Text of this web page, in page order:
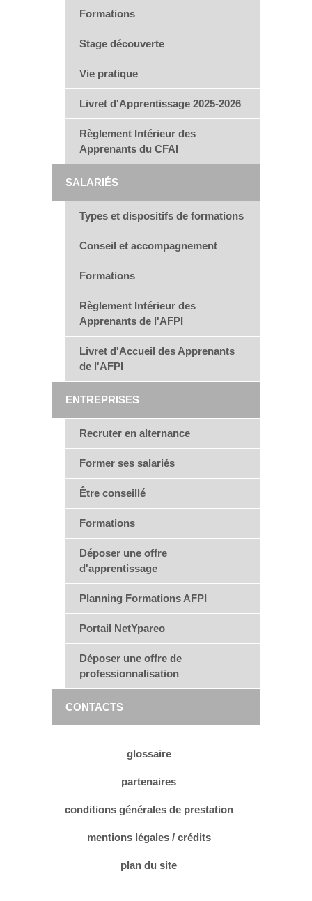
Formations
Stage découverte
Vie pratique
Livret d'Apprentissage 2025-2026
Règlement Intérieur des
Apprenants du CFAI
SALARIÉS
Types et dispositifs de formations
Conseil et accompagnement
Formations
Règlement Intérieur des
Apprenants de l'AFPI
Livret d'Accueil des Apprenants
de l'AFPI
ENTREPRISES
Recruter en alternance
Former ses salariés
Être conseillé
Formations
Déposer une offre
d'apprentissage
Planning Formations AFPI
Portail NetYpareo
Déposer une offre de
professionnalisation
CONTACTS
glossaire
partenaires
conditions générales de prestation
mentions légales / crédits
plan du site